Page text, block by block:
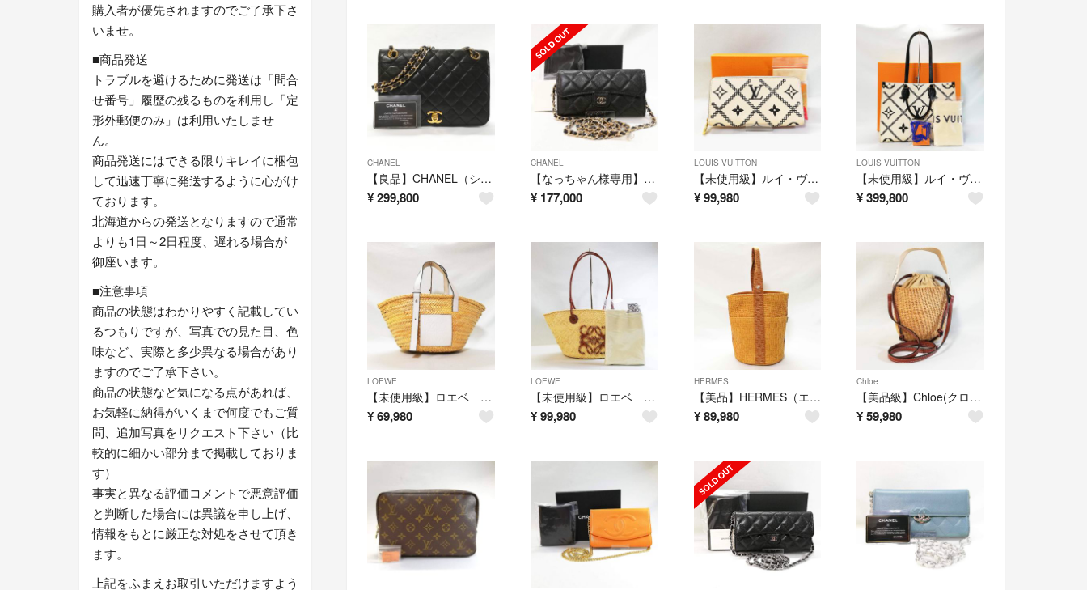
CHANEL
【良品】CHANEL（シャネル）マトラッセ シングルフラップ チェーン ショルダ
¥299,800
CHANEL
【なっちゃん様専用】CHANEL ミディアム フラップ キャビアスキン
¥ 177,000
LOUIS VUITTON
【未使用級】ルイ・ヴィトン（モノグラム・アンプラント）ジッピーウォレット
¥ 99,980
LOUIS VUITTON
【未使用級】ルイ・ヴィトン（モノグラム・アンプラント・クレーム）オンザゴーMM
¥399,800
LOEWE
【未使用級】ロエベ LOEWE バスケットバッグ ヤシの葉×カーフ かごバッグ
¥69,980
LOEWE
【未使用級】ロエベ LOEWE アナグラム バスケットバッグ スモール
¥99,980
HERMES
【美品】HERMES（エルメス）タムールMM カゴバッグ ハンドバッグ 茶色
¥ 89,980
Chloe
【美品級】Chloe(クロエ) ウッディスモールバスケット かごバッグ ベージュ
¥59,980
購入者が優先されますのでご了承下さ
いませ。
■商品発送
トラブルを避けるために発送は「問合
せ番号」履歴の残るものを利用し「定
形外郵便のみ」は利用いたしませ
ん。
商品発送にはできる限りキレイに梱包
して迅速丁寧に発送するように心がけ
ております。
北海道からの発送となりますので通常
よりも1日～2日程度、遅れる場合が
御座います。
■注意事項
商品の状態はわかりやすく記載してい
るつもりですが、写真での見た目、色
味など、実際と多少異なる場合があり
ますのでご了承下さい。
商品の状態など気になる点があれば、
お気軽に納得がいくまで何度でもご質
問、追加写真をリクエスト下さい（比
較的に細かい部分まで掲載しておりま
す）
事実と異なる評価コメントで悪意評価
と判断した場合には異議を申し上げ、
情報をもとに厳正な対処をさせて頂き
ます。
上記をふまえお取引いただけますよう